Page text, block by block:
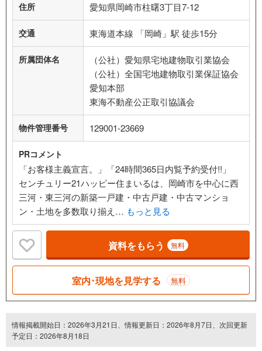
住所 愛知県岡崎市柱曙3丁目7-12
交通 東海道本線 「岡崎」駅 徒歩15分
所属団体名
（公社）愛知県宅地建物取引業協会
（公社）全国宅地建物取引業保証協会
愛知本部
東海不動産公正取引協議会
物件管理番号 129001-23669
PRコメント
「お客様主義宣言。」「24時間365日内覧予約受付!!」
センチュリー21ハッピー住まいるは、岡崎市を中心に西
三河・東三河の新築一戸建・中古戸建・中古マンショ
ン・土地を多数取り揃え… もっと見る
資料をもらう 無料
室内･現地を見学する 無料
情報掲載開始日：2026年3月21日、情報更新日：2026年8月7日、次回更新
予定日：2026年8月18日